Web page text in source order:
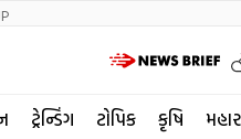
ટ્રેન્ડિંગ ટોપિક કૃષિ